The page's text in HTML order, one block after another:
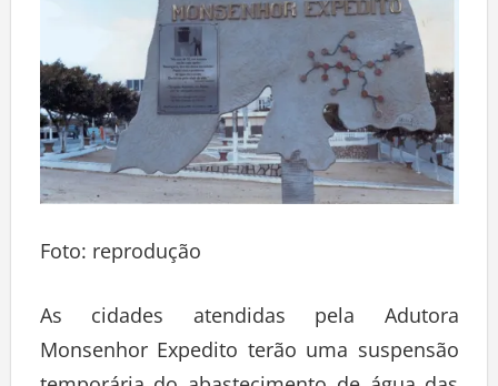
Foto: reprodução
As cidades atendidas pela Adutora
Monsenhor Expedito terão uma suspensão